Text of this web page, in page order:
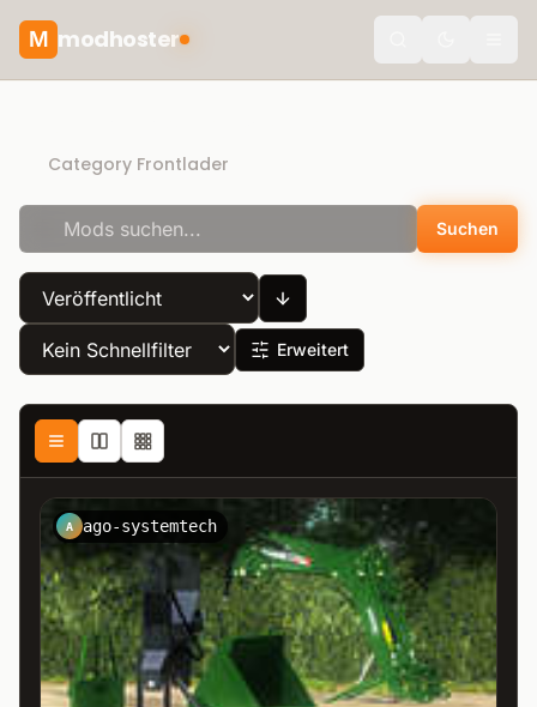
M modhoster
Category Frontlader
Suchen
Erweitert
A ago-systemtech